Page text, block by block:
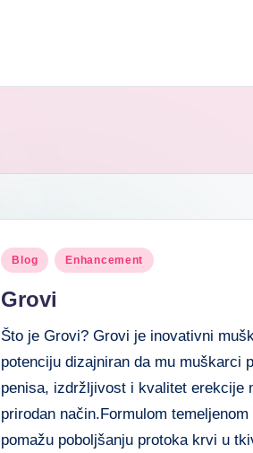
Blog Enhancement
Grovi
Što je Grovi? Grovi je inovativni
potenciju dizajniran da mu muškarci
penisa, izdržljivost i kvalitet erekcije
prirodan način.Formulom
pomažu poboljšanju protoka krvi u